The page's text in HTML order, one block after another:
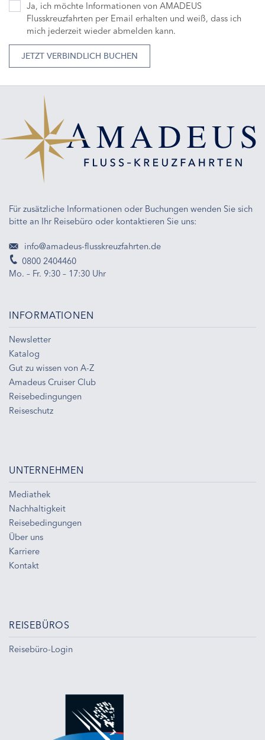
Ja, ich möchte Informationen von AMADEUS
Flusskreuzfahrten per Email erhalten und weiß, dass ich
mich jederzeit wieder abmelden kann.
JETZT VERBINDLICH BUCHEN
Für zusätzliche Informationen oder Buchungen wenden Sie sich
bitte an Ihr Reisebüro oder kontaktieren Sie uns:
info@amadeus-flusskreuzfahrten.de
0800 2404460
Mo. – Fr. 9:30 – 17:30 Uhr
INFORMATIONEN
Newsletter
Katalog
Gut zu wissen von A-Z
Amadeus Cruiser Club
Reisebedingungen
Reiseschutz
UNTERNEHMEN
Mediathek
Nachhaltigkeit
Reisebedingungen
Über uns
Karriere
Kontakt
REISEBÜROS
Reisebüro-Login